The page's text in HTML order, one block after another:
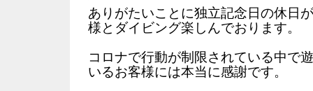
ありがたいことに独立記念日の休日
様とダイビング楽しんでおります。
コロナで行動が制限されている中で
いるお客様には本当に感謝です。